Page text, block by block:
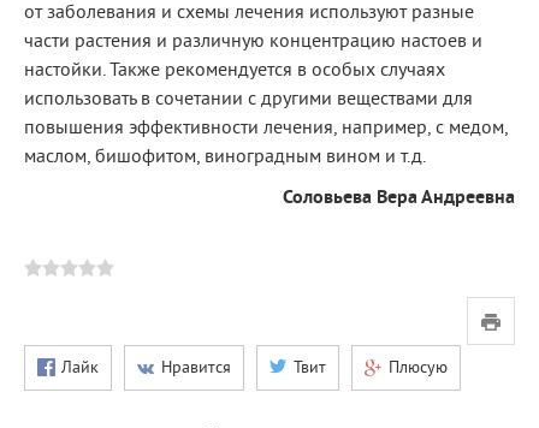
от заболевания и схемы лечения используют разные
части растения и различную концентрацию настоев и
настойки. Также рекомендуется в особых случаях
использовать в сочетании с другими веществами для
повышения эффективности лечения, например, с медом,
маслом, бишофитом, виноградным вином и т.д.
Соловьева Вера Андреевна
Лайк Нравится Твит Плюсую